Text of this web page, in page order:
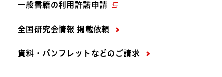
一般書籍の利用許諾申請
全国研究会情報 掲載依頼
資料・パンフレットなどの ご請求